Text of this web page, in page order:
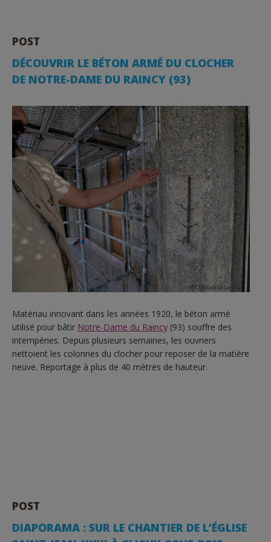
POST
DÉCOUVRIR LE BÉTON ARMÉ DU CLOCHER
DE NOTRE-DAME DU RAINCY (93)
Matériau innovant dans les années 1920, le béton armé
utilisé pour bâtir Notre-Dame du Raincy (93) souffre des
intempéries. Depuis plusieurs semaines, les ouvriers
nettoient les colonnes du clocher pour reposer de la matière
neuve. Reportage à plus de 40 mètres de hauteur.
POST
DIAPORAMA : SUR LE CHANTIER DE L’ÉGLISE